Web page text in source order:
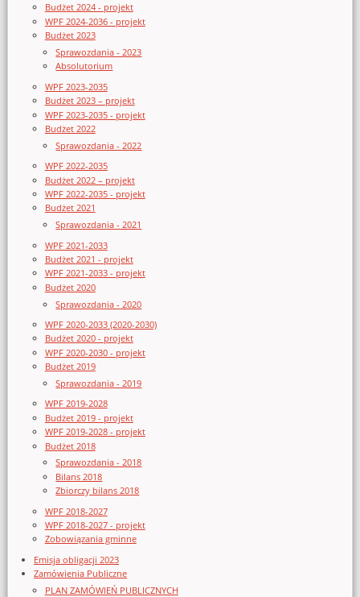
Budżet 2024 - projekt
WPF 2024-2036 - projekt
Budżet 2023
Sprawozdania - 2023
Absolutorium
WPF 2023-2035
Budżet 2023 – projekt
WPF 2023-2035 - projekt
Budżet 2022
Sprawozdania - 2022
WPF 2022-2035
Budżet 2022 – projekt
WPF 2022-2035 - projekt
Budżet 2021
Sprawozdania - 2021
WPF 2021-2033
Budżet 2021 - projekt
WPF 2021-2033 - projekt
Budżet 2020
Sprawozdania - 2020
WPF 2020-2033 (2020-2030)
Budżet 2020 - projekt
WPF 2020-2030 - projekt
Budżet 2019
Sprawozdania - 2019
WPF 2019-2028
Budżet 2019 - projekt
WPF 2019-2028 - projekt
Budżet 2018
Sprawozdania - 2018
Bilans 2018
Zbiorczy bilans 2018
WPF 2018-2027
WPF 2018-2027 - projekt
Zobowiązania gminne
Emisja obligacji 2023
Zamówienia Publiczne
PLAN ZAMÓWIEŃ PUBLICZNYCH